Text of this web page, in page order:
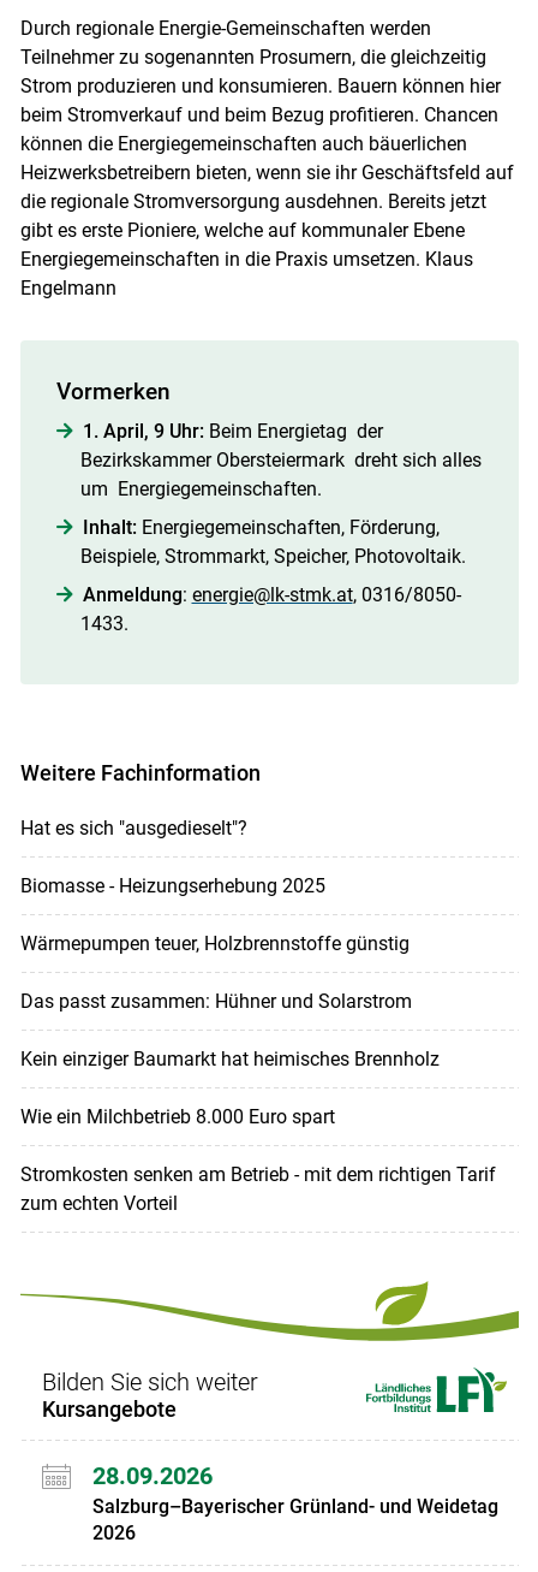
Durch regionale Energie-Gemeinschaften werden
Teilnehmer zu sogenannten Prosumern, die gleichzeitig
Strom produzieren und konsumieren. Bauern können hier
beim Stromverkauf und beim Bezug profitieren. Chancen
können die Energiegemeinschaften auch bäuerlichen
Heizwerksbetreibern bieten, wenn sie ihr Geschäftsfeld auf
die regionale Stromversorgung ausdehnen. Bereits jetzt
gibt es erste Pioniere, welche auf kommunaler Ebene
Energiegemeinschaften in die Praxis umsetzen. Klaus
Engelmann
Vormerken
1. April, 9 Uhr: Beim Energietag der
Bezirkskammer Obersteiermark dreht sich alles
um Energiegemeinschaften.
Inhalt: Energiegemeinschaften, Förderung,
Beispiele, Strommarkt, Speicher, Photovoltaik.
Anmeldung: energie@lk-stmk.at, 0316/8050-
1433.
Weitere Fachinformation
Hat es sich "ausgedieselt"?
Biomasse - Heizungserhebung 2025
Wärmepumpen teuer, Holzbrennstoffe günstig
Das passt zusammen: Hühner und Solarstrom
Kein einziger Baumarkt hat heimisches Brennholz
Wie ein Milchbetrieb 8.000 Euro spart
Stromkosten senken am Betrieb - mit dem richtigen Tarif
zum echten Vorteil
Bilden Sie sich weiter
Kursangebote
28.09.2026
Salzburg–Bayerischer Grünland- und Weidetag
2026